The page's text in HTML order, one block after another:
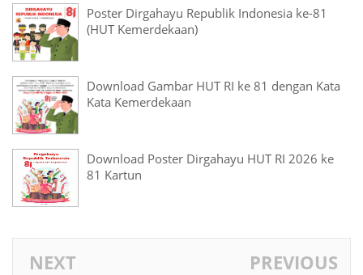
Poster Dirgahayu Republik Indonesia ke-81
(HUT Kemerdekaan)
Download Gambar HUT RI ke 81 dengan Kata
Kata Kemerdekaan
Download Poster Dirgahayu HUT RI 2026 ke
81 Kartun
NEXT PREVIOUS